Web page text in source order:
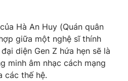
Hà An Huy (Quán quân
giữa một nghệ sĩ thính
diện Gen Z hứa hẹn sẽ là
minh âm nhạc cách mạng
các thế hệ.